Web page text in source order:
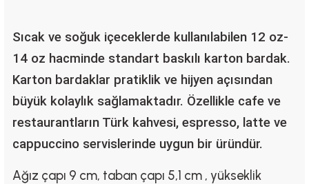
Sıcak ve soğuk içeceklerde kullanılabilen 12 oz-
14 oz hacminde standart baskılı karton bardak.
Karton bardaklar pratiklik ve hijyen açısından
büyük kolaylık sağlamaktadır. Özellikle cafe ve
restaurantların Türk kahvesi, espresso, latte ve
cappuccino servislerinde uygun bir üründür.
Ağız çapı 9 cm, taban çapı 5,1 cm , yükseklik